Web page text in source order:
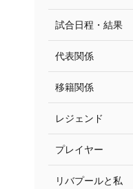
試合日程・結果
代表関係
移籍関係
レジェンド
プレイヤー
リバプールと私